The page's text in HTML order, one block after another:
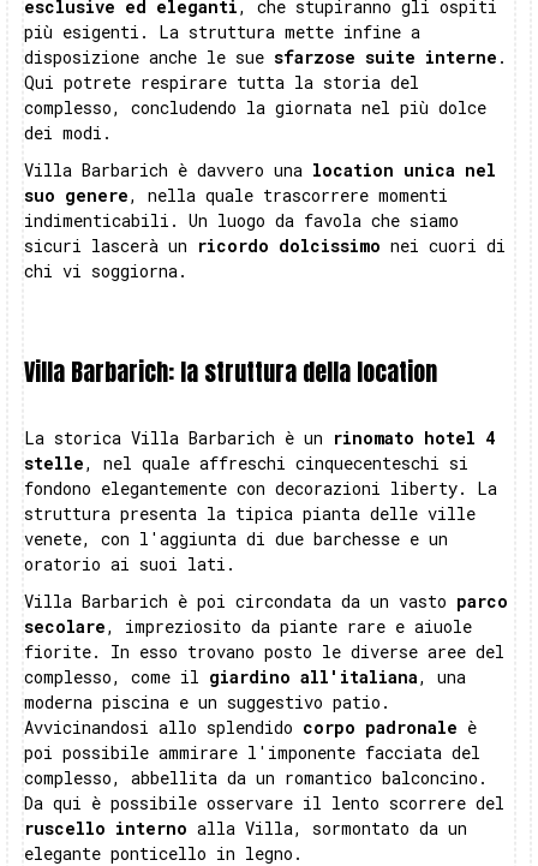
esclusive ed eleganti, che stupiranno gli ospiti
più esigenti. La struttura mette infine a
disposizione anche le sue sfarzose suite interne .
Qui potrete respirare tutta la storia del
complesso, concludendo la giornata nel più dolce
dei modi.
Villa Barbarich è davvero una location unica nel
suo genere, nella quale trascorrere momenti
indimenticabili. Un luogo da favola che siamo
sicuri lascerà un ricordo dolcissimo nei cuori di
chi vi soggiorna.
Villa Barbarich: la struttura della location
La storica Villa Barbarich è un rinomato hotel 4
stelle, nel quale affreschi cinquecenteschi si
fondono elegantemente con decorazioni liberty. La
struttura presenta la tipica pianta delle ville
venete, con l'aggiunta di due barchesse e un
oratorio ai suoi lati.
Villa Barbarich è poi circondata da un vasto parco
secolare, impreziosito da piante rare e aiuole
fiorite. In esso trovano posto le diverse aree del
complesso, come il giardino all'italiana, una
moderna piscina e un suggestivo patio.
Avvicinandosi allo splendido corpo padronale è
poi possibile ammirare l'imponente facciata del
complesso, abbellita da un romantico balconcino.
Da qui è possibile osservare il lento scorrere del
ruscello interno alla Villa, sormontato da un
elegante ponticello in legno.